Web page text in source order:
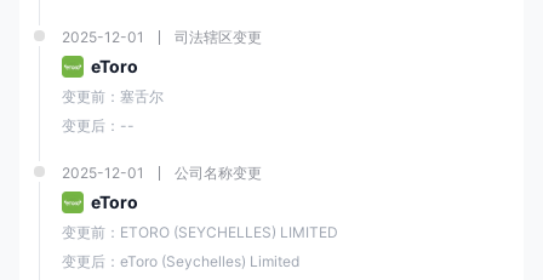
总的来说，e投睿是一家声誉良好且用户友好的在线交易平台，为客户提供
了广泛的金融工具和交易选择。其创新的社交交易功能、直观的平台和优
质的客户服务使其成为初学者和经验丰富的交易者的理想选择。然而，它
也有一些缺点，如取款和不活跃手续费收费，以及有限的直接联系渠道。
常见问题
e投睿是一家受监管的经纪商吗？
是的，e投睿是一家受监管的经纪商。它在欧洲由塞浦路斯证券交易委员会
（CySEC）、英国金融行为监管局（FCA）和澳大利亚证券和投资委员会
2025-12-01 司法辖区变更
eToro
变更前：塞舌尔
变更后：--
2025-12-01 公司名称变更
eToro
变更前：ETORO (SEYCHELLES) LIMITED
变更后：eToro (Seychelles) Limited